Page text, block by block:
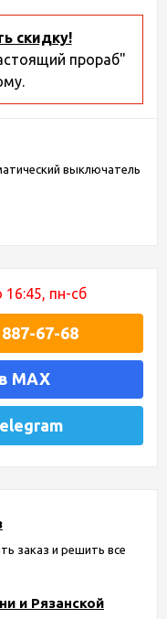
скидку!
прораб"
выключатель
пн-сб
67-68
MAX
заказ и решить все
и Рязанской